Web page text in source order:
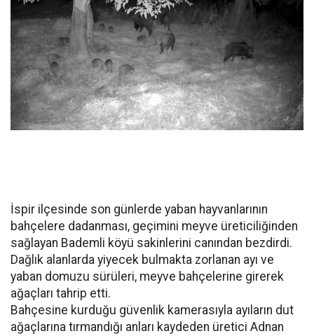
İspir ilçesinde son günlerde yaban hayvanlarının
bahçelere dadanması, geçimini meyve üreticiliğinden
sağlayan Bademli köyü sakinlerini canından bezdirdi.
Dağlık alanlarda yiyecek bulmakta zorlanan ayı ve
yaban domuzu sürüleri, meyve bahçelerine girerek
ağaçları tahrip etti.
Bahçesine kurduğu güvenlik kamerasıyla ayıların dut
ağaçlarına tırmandığı anları kaydeden üretici Adnan